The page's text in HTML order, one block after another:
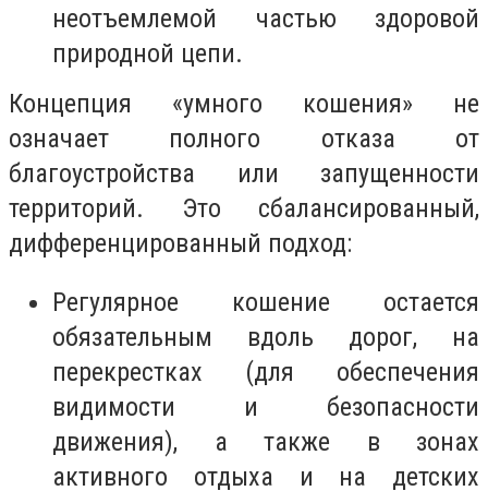
неотъемлемой частью здоровой
природной цепи.
Концепция «умного кошения» не
означает полного отказа от
благоустройства или запущенности
территорий. Это сбалансированный,
дифференцированный подход:
Регулярное кошение остается
обязательным вдоль дорог, на
перекрестках (для обеспечения
видимости и безопасности
движения), а также в зонах
активного отдыха и на детских